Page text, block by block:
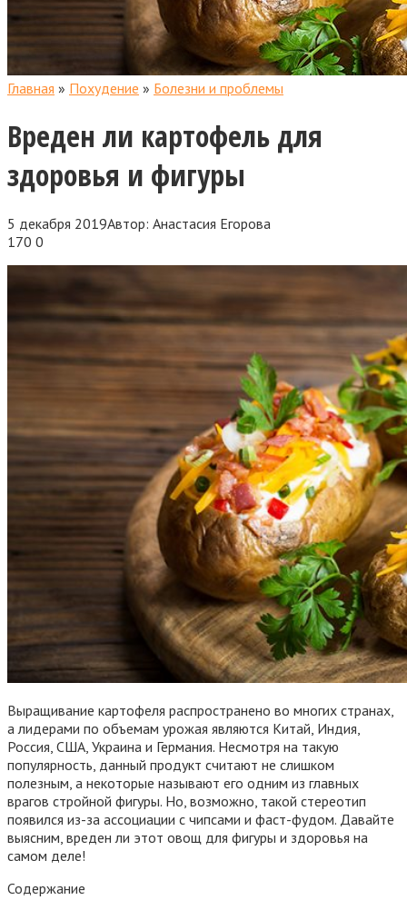
Главная » Похудение » Болезни и проблемы
Вреден ли картофель для
здоровья и фигуры
5 декабря 2019Автор: Анастасия Егорова
170 0
Выращивание картофеля распространено во многих странах,
а лидерами по объемам урожая являются Китай, Индия,
Россия, США, Украина и Германия. Несмотря на такую
популярность, данный продукт считают не слишком
полезным, а некоторые называют его одним из главных
врагов стройной фигуры. Но, возможно, такой стереотип
появился из-за ассоциации с чипсами и фаст-фудом. Давайте
выясним, вреден ли этот овощ для фигуры и здоровья на
самом деле!
Содержание